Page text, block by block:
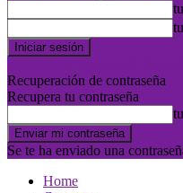
Recuperación de contraseña
Recupera tu contraseña
Se te ha enviado una
Home